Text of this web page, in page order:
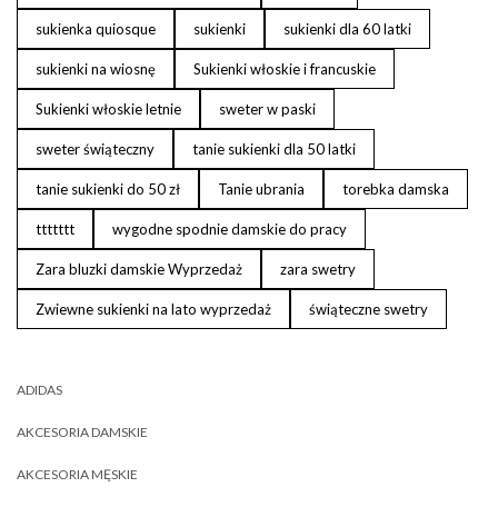
sukienka quiosque sukienki sukienki dla 60 latki
sukienki na wiosnę Sukienki włoskie i francuskie
Sukienki włoskie letnie sweter w paski
sweter świąteczny tanie sukienki dla 50 latki
tanie sukienki do 50 zł Tanie ubrania torebka damska
ttttttt wygodne spodnie damskie do pracy
Zara bluzki damskie Wyprzedaż zara swetry
Zwiewne sukienki na lato wyprzedaż świąteczne swetry
ADIDAS
AKCESORIA DAMSKIE
AKCESORIA MĘSKIE